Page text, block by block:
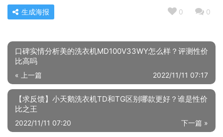
0 0
生成海报
口碑实情分析美的洗衣机MD100V33WY怎么样？评测性价
比高吗
« 上一篇 2022/11/11 07:17
【求反馈】小天鹅洗衣机TD和TG区别哪款更好？谁是性价
比之王
下一篇 »
2022/11/11 07:20